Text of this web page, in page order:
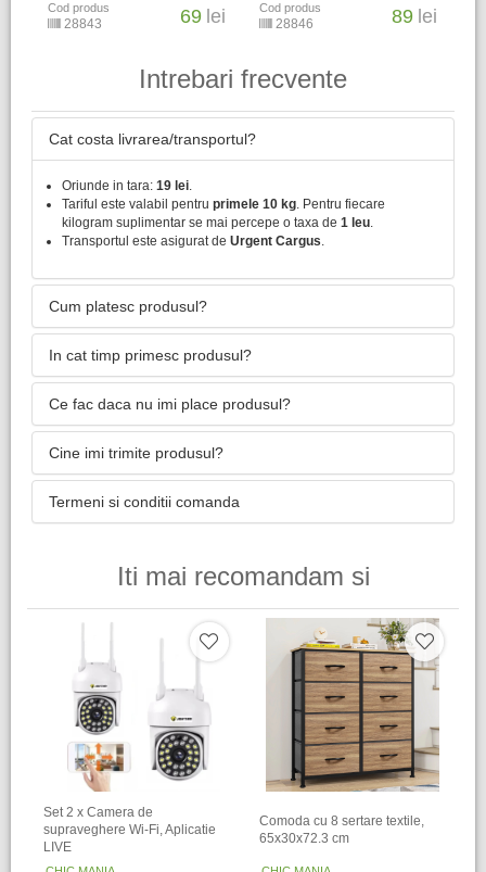
Cod produs
28843 69 lei Cod produs
28846 89 lei
Intrebari frecvente
Cat costa livrarea/transportul?
Oriunde in tara: 19 lei
Tariful este valabil pentru primele 10 kg . Pentru fiecare
kilogram suplimentar se mai percepe o taxa de 1 leu
Transportul este asigurat de Urgent Cargus
Cum platesc produsul?
In cat timp primesc produsul?
Ce fac daca nu imi place produsul?
Cine imi trimite produsul?
Termeni si conditii comanda
Iti mai recomandam si
Set 2 x Camera de
supraveghere Wi-Fi, Aplicatie
LIVE
Comoda cu 8 sertare textile,
65x30x72.3 cm